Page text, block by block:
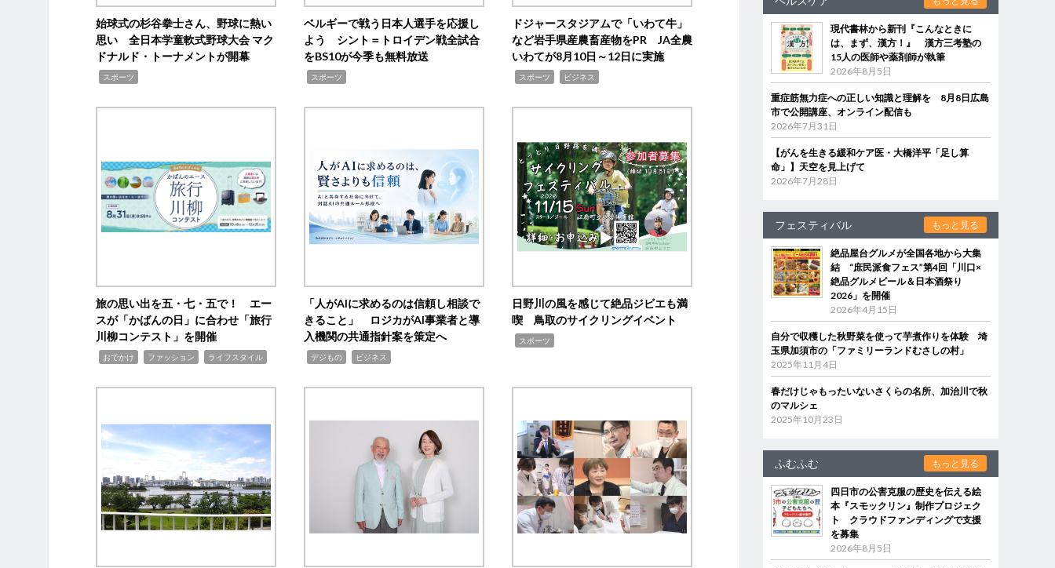
始球式の杉谷拳士さん、野球に熱い
思い 全日本学童軟式野球大会 マク
ドナルド・トーナメントが開幕
スポーツ
ベルギーで戦う日本人選手を応援し
よう シント＝トロイデン戦全試合
をBS10が今季も無料放送
スポーツ
ドジャースタジアムで「いわて牛」
など岩手県産農畜産物をPR JA全農
いわてが8月10日～12日に実施
スポーツ ビジネス
旅の思い出を五・七・五で！ エー
スが「かばんの日」に合わせ「旅行
川柳コンテスト」を開催
おでかけ ファッション ライフスタイル
「人がAIに求めるのは信頼し相談で
きること」 ロジカがAI事業者と導
入機関の共通指針案を策定へ
デジもの ビジネス
日野川の風を感じて絶品ジビエも満
喫 鳥取のサイクリングイベント
スポーツ
現代書林から新刊『こんなときに
は、まず、漢方！』 漢方三考塾の
15人の医師や薬剤師が執筆
2026年8月5日
重症筋無力症への正しい知識と理解を 8月8日広島
市で公開講座、オンライン配信も
2026年7月31日
【がんを生きる緩和ケア医・大橋洋平「足し算
命」】天空を見上げて
2026年7月28日
フェスティバル もっと見る
絶品屋台グルメが全国各地から大集
結 “庶民派食フェス”第4回「川口×
絶品グルメビール＆日本酒祭り
2026」を開催
2026年4月15日
自分で収穫した秋野菜を使って芋煮作りを体験 埼
玉県加須市の「ファミリーランドむさしの村」
2025年11月4日
春だけじゃもったいないさくらの名所、加治川で秋
のマルシェ
2025年10月23日
ふむふむ もっと見る
四日市の公害克服の歴史を伝える絵
本『スモックリン』制作プロジェク
ト クラウドファンディングで支援
を募集
2026年8月5日